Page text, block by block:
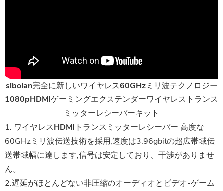
sibolan完全に新しいワイヤレス60GHzミリ波テクノロジー
1080pHDMIゲーミングエクステンダーワイヤレストランス
ミッターレシーバーキット
1. ワイヤレスHDMIトランスミッターレシーバー 高度な
60GHzミリ波伝送技術を採用,速度は3.96gbitの超広帯域伝
送帯域幅に達します,信号は安定しており、干渉がありませ
ん。
2.遅延がほとんどない非圧縮のオーディオとビデオ-ゲーム